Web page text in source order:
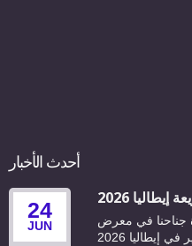
أحدث الأخبار
24
JUN
2026
جناحنا في معرض
إيطاليا 2026